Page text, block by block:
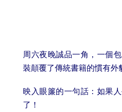
周六夜晚誠品一角，一個
裝顛覆了傳統書籍的慣有外
映入眼簾的一句話： 如果
了！